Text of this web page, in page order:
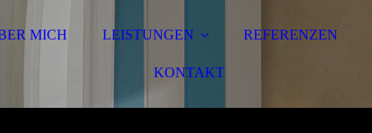
MICH LEISTUNGEN REFERENZEN
KONTAKT